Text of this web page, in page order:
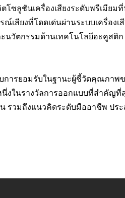
โซลูชันเครื่องเสียงระดับพรีเมีย
ณ์เสียงที่โดดเด่นผ่านระบบเครื่อ
วัตกรรมด้านเทคโนโลยีอะคูสติ
บการยอมรับในฐานะผู้ชี้วัดคุณภ
หนึ่งในรางวัลการออกแบบที่สำ
รวมถึงแนวคิดระดับมืออาชีพ ป